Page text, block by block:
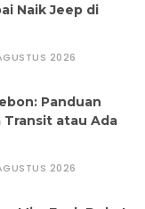
Naik Jeep di
2026
Panduan
Transit atau Ada
2026